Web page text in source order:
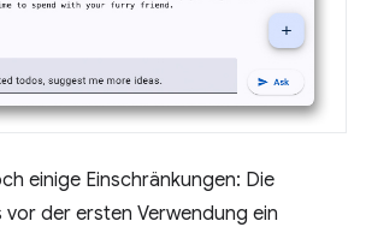
einige Einschränkungen: Die
vor der ersten Verwendung ein